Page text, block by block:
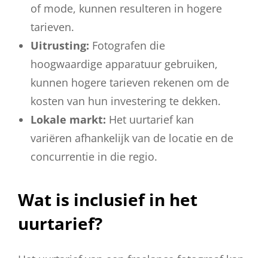
of mode, kunnen resulteren in hogere
tarieven.
Uitrusting: Fotografen die
hoogwaardige apparatuur gebruiken,
kunnen hogere tarieven rekenen om de
kosten van hun investering te dekken.
Lokale markt: Het uurtarief kan
variëren afhankelijk van de locatie en de
concurrentie in die regio.
Wat is inclusief in het
uurtarief?